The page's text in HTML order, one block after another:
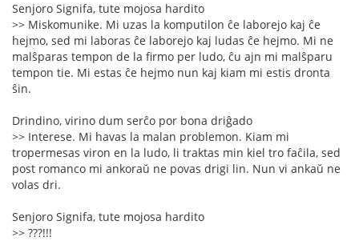
Senjoro Signifa, tute mojosa hardito
>> Miskomunike. Mi uzas la komputilon ĉe laborejo kaj ĉe
hejmo, sed mi laboras ĉe laborejo kaj ludas ĉe hejmo. Mi ne
malŝparas tempon de la firmo per ludo, ĉu ajn mi malŝparu
tempon tie. Mi estas ĉe hejmo nun kaj kiam mi estis dronta
ŝin.
Drindino, virino dum serĉo por bona driĝado
>> Interese. Mi havas la malan problemon. Kiam mi
tropermesas viron en la ludo, li traktas min kiel tro faĉila, sed
post romanco mi ankoraŭ ne povas drigi lin. Nun vi ankaŭ ne
volas dri.
Senjoro Signifa, tute mojosa hardito
>> ???!!!